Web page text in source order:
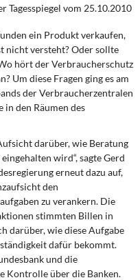
Finanzpolitik
Tagesspiegel vom 25.10.2010
ein Produkt verkaufen,
nicht versteht? Oder sollte
hört der Verbraucherschutz
Um diese Fragen ging es am
der Verbraucherzentralen
in den Räumen des
darüber, wie Beratung
wird“, sagte Gerd
erneut dazu auf,
den
zu verankern. Die
stimmten Billen in
darüber, wie diese Aufgabe
dafür bekommt.
und die
Kontrolle über die Banken.